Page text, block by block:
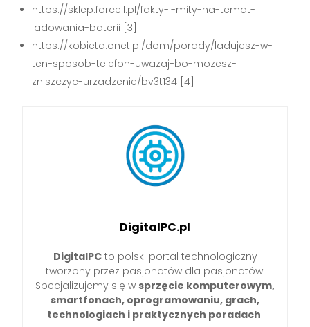
https://sklep.forcell.pl/fakty-i-mity-na-temat-
ladowania-baterii [3]
https://kobieta.onet.pl/dom/porady/ladujesz-w-
ten-sposob-telefon-uwazaj-bo-mozesz-
zniszczyc-urzadzenie/bv3t134 [4]
DigitalPC.pl
DigitalPCto polski portal technologiczny
tworzony przez pasjonatów dla pasjonatów.
Specjalizujemy się w sprzęcie komputerowym,
smartfonach, oprogramowaniu, grach,
technologiach i praktycznych poradach.